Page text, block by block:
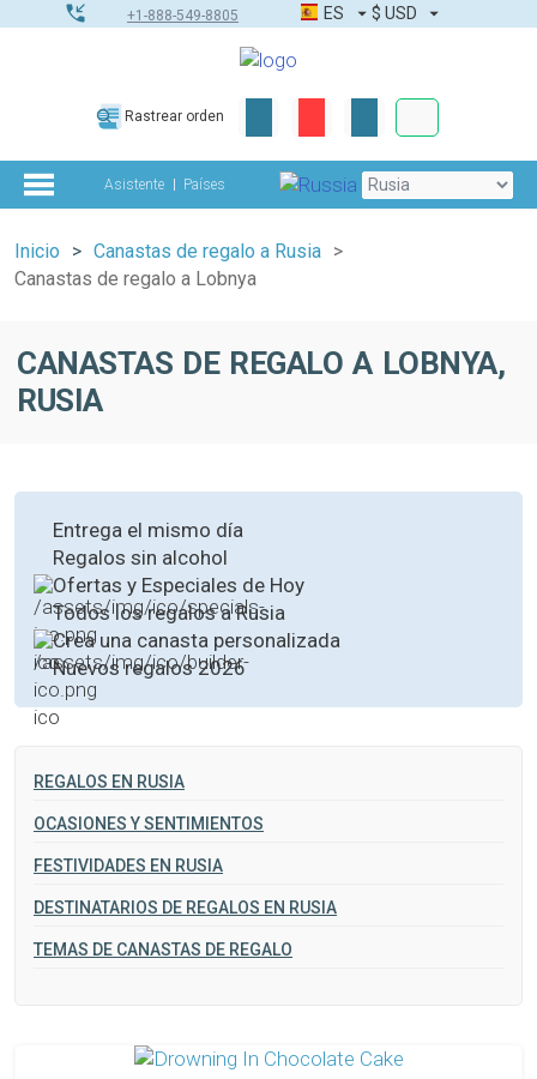
+1-888-549-8805 ES $ USD
Rastrear orden
Asistente Países
Inicio
Canastas de regalo a Rusia
Canastas de regalo a Lobnya
CANASTAS DE REGALO A LOBNYA,
RUSIA
Entrega el mismo día
Regalos sin alcohol
Ofertas y Especiales de Hoy
Todos los regalos a Rusia
Crea una canasta personalizada
Nuevos regalos 2026
REGALOS EN RUSIA
OCASIONES Y SENTIMIENTOS
FESTIVIDADES EN RUSIA
DESTINATARIOS DE REGALOS EN RUSIA
TEMAS DE CANASTAS DE REGALO